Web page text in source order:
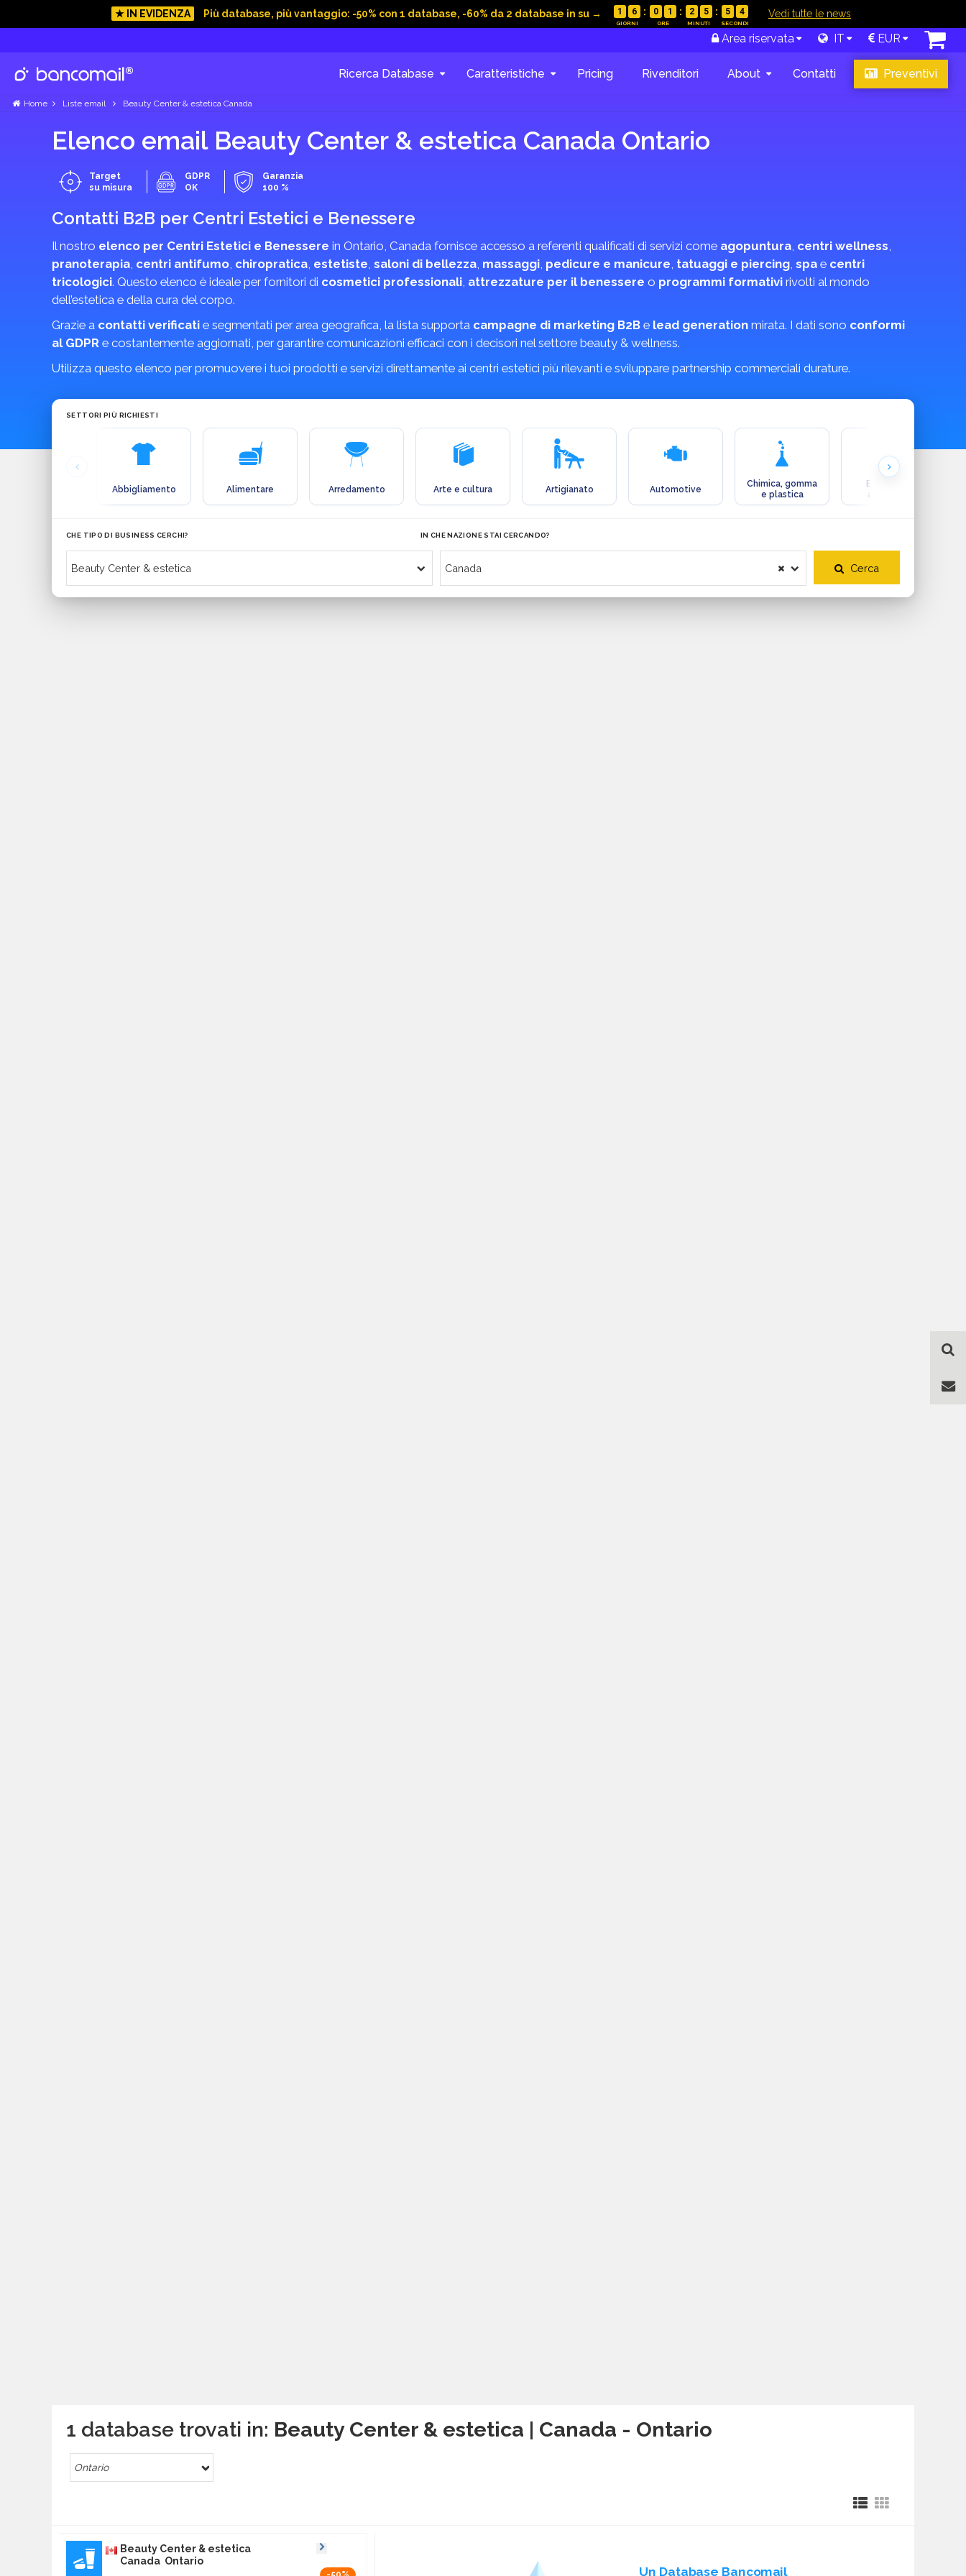
★ IN EVIDENZA Più database, più vantaggio: -50% con 1 database, -60% da 2 database in su → 1 6 0 1 2 5 5 3 Vedi tutte le news
Area riservata IT EUR
Ricerca Database Caratteristiche Pricing Rivenditori About Contatti Preventivi
Home Liste email Beauty Center & estetica Canada
Elenco email Beauty Center & estetica Canada Ontario
Target
su misura
GDPR
OK
Garanzia
100 %
Contatti B2B per Centri Estetici e Benessere
Il nostro elenco per Centri Estetici e Benessere in Ontario, Canada fornisce accesso a referenti qualificati di servizi come agopuntura, centri wellness,
pranoterapia, centri antifumo, chiropratica, estetiste, saloni di bellezza, massaggi, pedicure e manicure, tatuaggi e piercing, spa e centri
tricologici. Questo elenco è ideale per fornitori di cosmetici professionali, attrezzature per il benessere o programmi formativi rivolti al mondo
dell’estetica e della cura del corpo.
Grazie a contatti verificati e segmentati per area geografica, la lista supporta campagne di marketing B2B e lead generation mirata. I dati sono conformi
al GDPR e costantemente aggiornati, per garantire comunicazioni efficaci con i decisori nel settore beauty & wellness.
Utilizza questo elenco per promuovere i tuoi prodotti e servizi direttamente ai centri estetici più rilevanti e sviluppare partnership commerciali durature.
SETTORI PIÙ RICHIESTI
Abbigliamento Alimentare Arredamento Arte e cultura Artigianato Automotive
Chimica, gomma
e plastica
Ecologia e
ambiente
CHE TIPO DI BUSINESS CERCHI? IN CHE NAZIONE STAI CERCANDO?
Cerca
1 database trovati in: Beauty Center & estetica | Canada - Ontario
Ontario
Beauty Center & estetica
Canada Ontario
Un Database Bancomail